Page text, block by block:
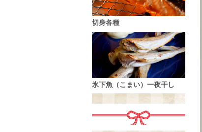
切身各種
氷下魚（こまい）一夜干し